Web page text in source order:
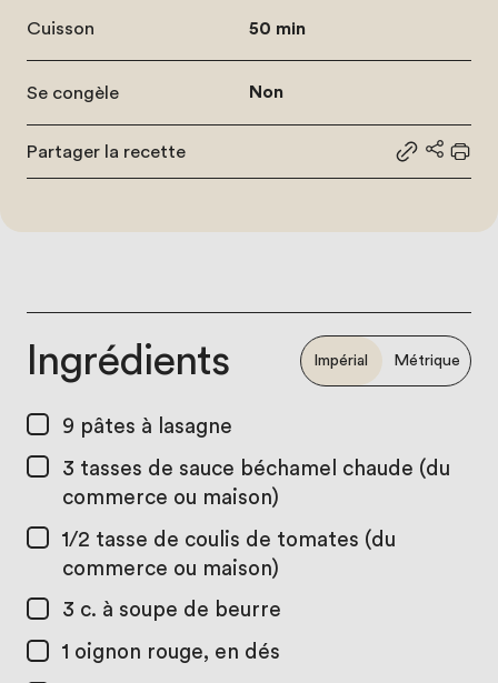
Cuisson 50 min
Se congèle Non
Partager la recette
Partager
Ingrédients Impérial Métrique
9 pâtes à lasagne
3 tasses de sauce béchamel chaude (du
commerce ou maison)
1/2 tasse de coulis de tomates (du
commerce ou maison)
3 c. à soupe de beurre
1 oignon rouge, en dés